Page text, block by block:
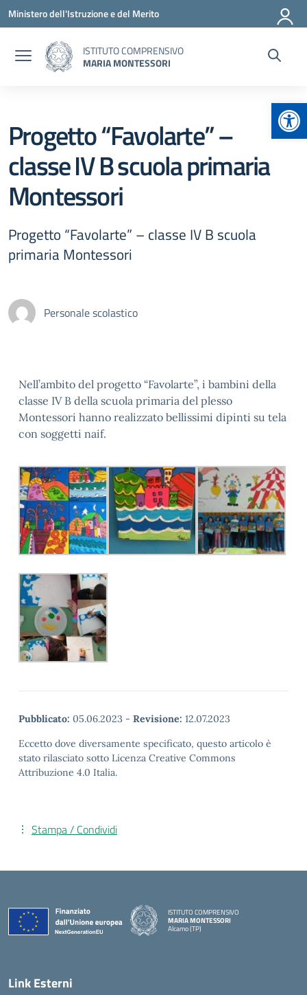
Vai ai contenuti
Vai al menu di navigazione
Vai al footer
Ministero dell'Istruzione e del Merito
ISTITUTO COMPRENSIVO
MARIA MONTESSORI
Progetto “Favolarte” –
classe IV B scuola primaria
Montessori
Progetto “Favolarte” – classe IV B scuola
primaria Montessori
Personale scolastico
Nell’ambito del progetto “Favolarte”, i bambini della
classe IV B della scuola primaria del plesso
Montessori hanno realizzato bellissimi dipinti su tela
con soggetti naif.
Pubblicato: 05.06.2023 - Revisione: 12.07.2023
Eccetto dove diversamente specificato, questo articolo è
stato rilasciato sotto Licenza Creative Commons
Attribuzione 4.0 Italia.
Stampa / Condividi
ISTITUTO COMPRENSIVO
MARIA MONTESSORI
Alcamo (TP)
Link Esterni